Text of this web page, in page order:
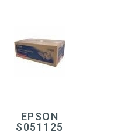
EPSON
S051125